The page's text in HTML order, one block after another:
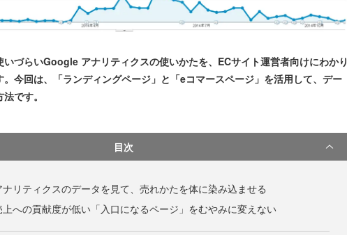
いづらいGoogle アナリティクスの使いかたを、ECサイト運営者向けにわかり
今回は、「ランディングページ」と「eコマースページ」を活用して、デー
です。
目次
ナリティクスのデータを見て、売れかたを体に染み込ませる
上への貢献度が低い「入口になるページ」をむやみに変えない